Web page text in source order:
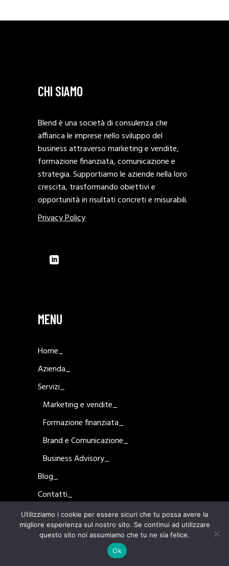
CHI SIAMO
Blend è una società di consulenza che
affianca le imprese nello sviluppo del
business attraverso marketing e vendite,
formazione finanziata, comunicazione e
strategia. Supportiamo le aziende nella loro
crescita, trasformando obiettivi e
opportunità in risultati concreti e misurabili.
Privacy Policy
MENU
Home_
Azienda_
Servizi_
Marketing e vendite_
Formazione finanziata_
Brand e Comunicazione_
Business Advisory_
Blog_
Contatti_
Utilizziamo i cookie per essere sicuri che tu possa avere la
migliore esperienza sul nostro sito. Se continui ad utilizzare
questo sito noi assumiamo che tu ne sia felice.
Ok